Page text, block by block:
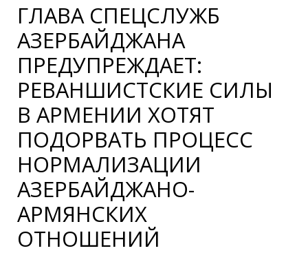
ГЛАВА СПЕЦСЛУЖБ
АЗЕРБАЙДЖАНА
ПРЕДУПРЕЖДАЕТ:
РЕВАНШИСТСКИЕ СИЛЫ
В АРМЕНИИ ХОТЯТ
ПОДОРВАТЬ ПРОЦЕСС
НОРМАЛИЗАЦИИ
АЗЕРБАЙДЖАНО-
АРМЯНСКИХ
ОТНОШЕНИЙ